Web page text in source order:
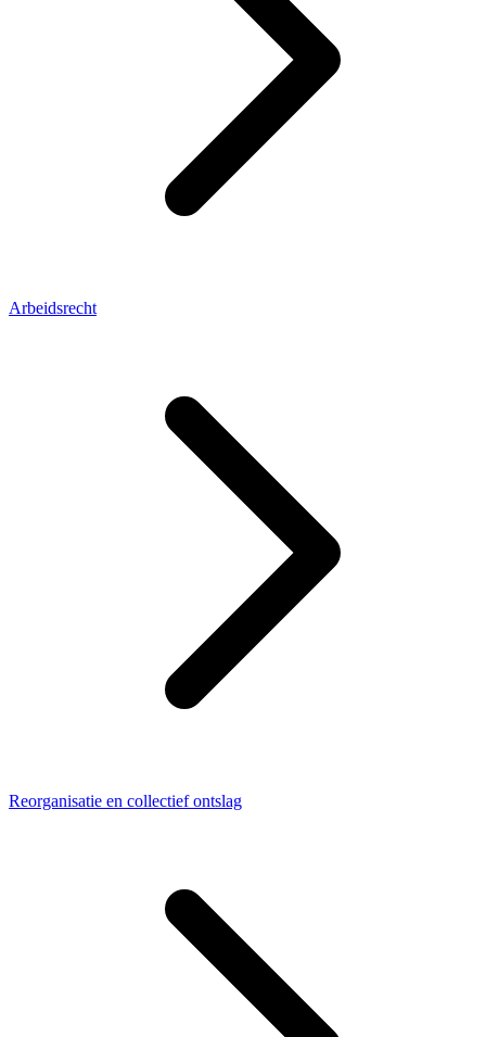
Arbeidsrecht
Reorganisatie en collectief ontslag